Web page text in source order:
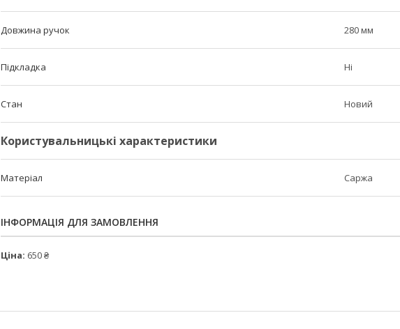
Довжина ручок 280 мм
Підкладка Ні
Стан Новий
Користувальницькі характеристики
Матеріал Саржа
ІНФОРМАЦІЯ ДЛЯ ЗАМОВЛЕННЯ
Ціна: 650 ₴